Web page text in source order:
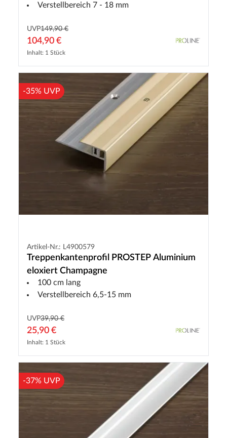
Verstellbereich 7 - 18 mm
UVP149,90 €
104,90 €
Inhalt: 1 Stück
-35% UVP
Artikel-Nr.: L4900579
Treppenkantenprofil PROSTEP Aluminium
eloxiert Champagne
100 cm lang
Verstellbereich 6,5-15 mm
UVP39,90 €
25,90 €
Inhalt: 1 Stück
-37% UVP